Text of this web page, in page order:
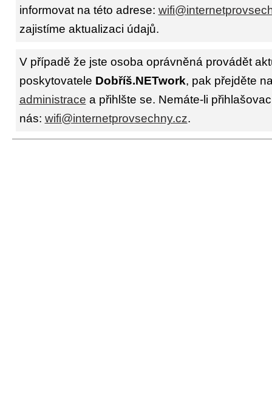
informovat na této adrese:
zajistíme aktualizaci údajů.
V případě že jste osoba oprávněná provádět
poskytovatele Dobříš.NETwork, pak přejděte
administrace a přihlšte se. Nemáte-li
nás: wifi@internetprovsechny.cz.